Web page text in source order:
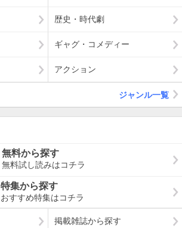
歴史・時代劇
ギャグ・コメディー
アクション
ジャンル一覧
無料から探す
無料試し読みはコチラ
特集から探す
おすすめ特集はコチラ
掲載雑誌から探す